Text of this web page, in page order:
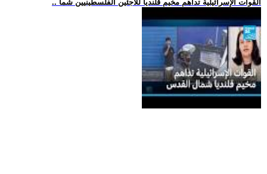
.. القوات الإسرائيلية تداهم مخيم قلنديا للاجئين الفلسطينيين شما